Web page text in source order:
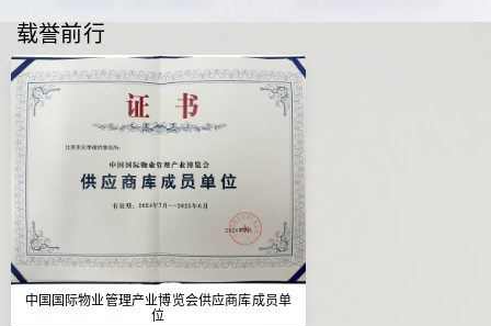
载誉前行
中国国际物业管理产业博览会供应商库成员单
位